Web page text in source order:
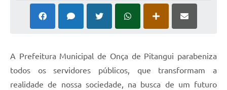
A Prefeitura Municipal de Onça de Pitangui parabeniza
todos os servidores públicos, que transformam a
realidade de nossa sociedade, na busca de um futuro